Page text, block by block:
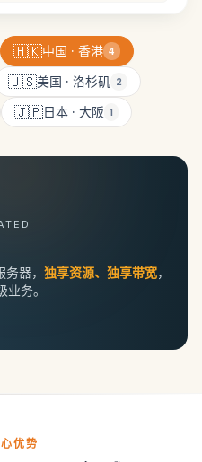
🇭🇰中国 · 香港 4
🇺🇸美国 · 洛杉矶 2
🇯🇵日本 · 大阪 1
器， 独享资源、独享带宽，
务。
优势